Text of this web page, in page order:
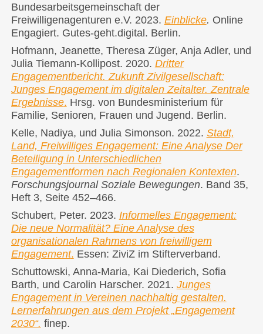
Bundesarbeitsgemeinschaft der
Freiwilligenagenturen e.V. 2023. Einblicke. Online
Engagiert. Gutes-geht.digital. Berlin.
Hofmann, Jeanette, Theresa Züger, Anja Adler, und
Julia Tiemann-Kollipost. 2020. Dritter
Engagementbericht. Zukunft Zivilgesellschaft:
Junges Engagement im digitalen Zeitalter. Zentrale
Ergebnisse. Hrsg. von Bundesministerium für
Familie, Senioren, Frauen und Jugend. Berlin.
Kelle, Nadiya, und Julia Simonson. 2022. Stadt,
Land, Freiwilliges Engagement: Eine Analyse Der
Beteiligung in Unterschiedlichen
Engagementformen nach Regionalen Kontexten.
Forschungsjournal Soziale Bewegungen. Band 35,
Heft 3, Seite 452–466.
Schubert, Peter. 2023. Informelles Engagement:
Die neue Normalität? Eine Analyse des
organisationalen Rahmens von freiwilligem
Engagement. Essen: ZiviZ im Stifterverband.
Schuttowski, Anna-Maria, Kai Diederich, Sofia
Barth, und Carolin Harscher. 2021. Junges
Engagement in Vereinen nachhaltig gestalten.
Lernerfahrungen aus dem Projekt „Engagement
2030“. finep.